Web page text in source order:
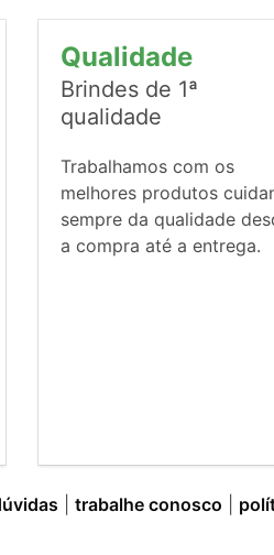
Qualidade
Brindes de 1ª
qualidade
Trabalhamos com os
melhores produtos
sempre da qualidade
a compra até a entrega.
trabalhe conosco